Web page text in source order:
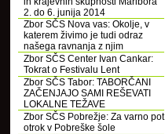
2. do 6. junija 2014
Zbor SČS Nova vas: Okolje, v
katerem živimo je tudi odraz
našega ravnanja z njim
Zbor SČS Center Ivan Cankar:
Tokrat o Festivalu Lent
Zbor SČS Tabor: TABORČANI
ZAČENJAJO SAMI REŠEVATI
LOKALNE TEŽAVE
Zbor SČS Pobrežje: Za varno pot
otrok v Pobreške šole